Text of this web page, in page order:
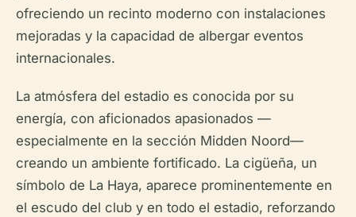
ofreciendo un recinto moderno con instalaciones
mejoradas y la capacidad de albergar eventos
internacionales.
La atmósfera del estadio es conocida por su
energía, con aficionados apasionados —
especialmente en la sección Midden Noord—
creando un ambiente fortificado. La cigüeña, un
símbolo de La Haya, aparece prominentemente en
el escudo del club y en todo el estadio, reforzando